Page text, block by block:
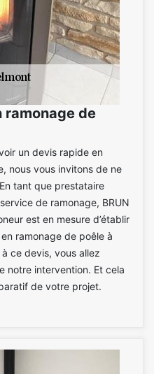
ramonage de
un devis rapide en
nous vous invitons de ne
tant que prestataire
de ramonage, BRUN
est en mesure d’établir
ramonage de poêle à
ce devis, vous allez
notre intervention. Et cela
de votre projet.